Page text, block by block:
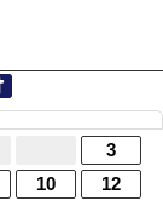
3
10
12